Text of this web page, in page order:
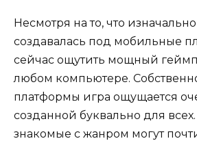
Несмотря на то, что
создавалась под мобильные
сейчас ощутить мощный
любом компьютере.
платформы игра ощущается
созданной буквально для
знакомые с жанром могут